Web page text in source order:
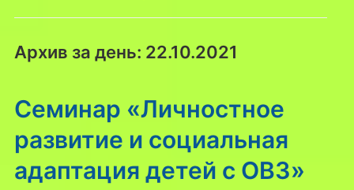
Архив за день: 22.10.2021
Семинар «Личностное
развитие и социальная
адаптация детей с ОВЗ»